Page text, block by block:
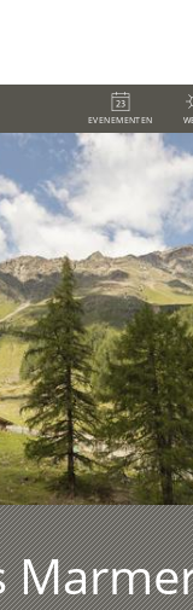
EVENEMENTEN